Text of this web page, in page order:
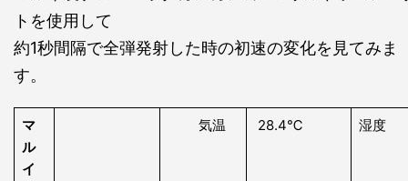
トを使用して
約1秒間隔で全弾発射した時の初速の変化を見てみま
す。
マ
ル
イ
気温 28.4℃ 湿度